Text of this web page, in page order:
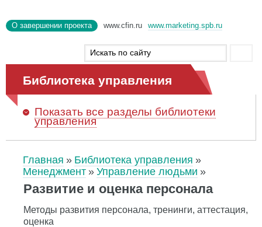
О завершении проекта www.cfin.ru www.marketing.spb.ru
Библиотека управления
Показать все разделы библиотеки
управления
Главная
Библиотека управления
Менеджмент
Управление людьми
Развитие и оценка персонала
Методы развития персонала, тренинги, аттестация,
оценка